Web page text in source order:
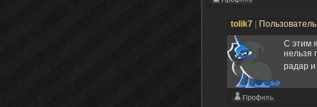
tolik7
С этим
нельзя
радар и